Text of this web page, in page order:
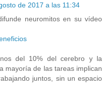
de 2017 a las 11:34
neuromitos en su vídeo
del 10% del cerebro y la
mayoría de las tareas implican
juntos, sin un espacio